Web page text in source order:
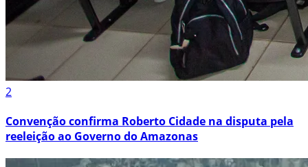
2
Convenção confirma Roberto Cidade na disputa pela
reeleição ao Governo do Amazonas